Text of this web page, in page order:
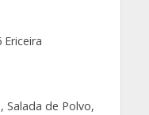
Salada de Polvo,